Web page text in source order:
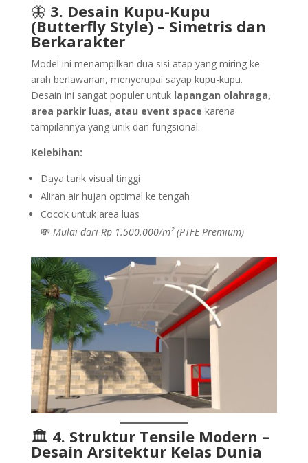
🦋 3. Desain Kupu-Kupu
(Butterfly Style) – Simetris dan
Berkarakter
Model ini menampilkan dua sisi atap yang miring ke
arah berlawanan, menyerupai sayap kupu-kupu.
Desain ini sangat populer untuk lapangan olahraga,
area parkir luas, atau event space karena
tampilannya yang unik dan fungsional.
Kelebihan:
Daya tarik visual tinggi
Aliran air hujan optimal ke tengah
Cocok untuk area luas
💸 Mulai dari Rp 1.500.000/m² (PTFE Premium)
🏛️ 4. Struktur Tensile Modern –
Desain Arsitektur Kelas Dunia